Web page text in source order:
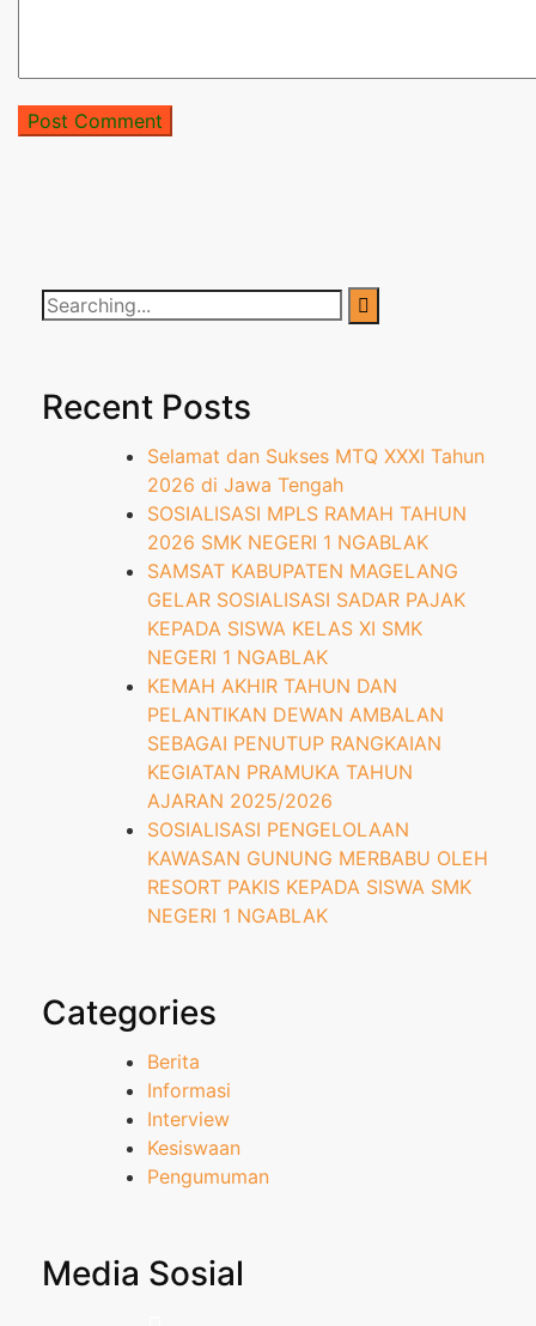
Recent Posts
Selamat dan Sukses MTQ XXXI Tahun
2026 di Jawa Tengah
SOSIALISASI MPLS RAMAH TAHUN
2026 SMK NEGERI 1 NGABLAK
SAMSAT KABUPATEN MAGELANG
GELAR SOSIALISASI SADAR PAJAK
KEPADA SISWA KELAS XI SMK
NEGERI 1 NGABLAK
KEMAH AKHIR TAHUN DAN
PELANTIKAN DEWAN AMBALAN
SEBAGAI PENUTUP RANGKAIAN
KEGIATAN PRAMUKA TAHUN
AJARAN 2025/2026
SOSIALISASI PENGELOLAAN
KAWASAN GUNUNG MERBABU OLEH
RESORT PAKIS KEPADA SISWA SMK
NEGERI 1 NGABLAK
Categories
Berita
Informasi
Interview
Kesiswaan
Pengumuman
Media Sosial